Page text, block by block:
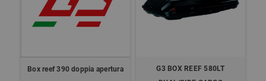
Box reef 390 doppia apertura
G3 BOX REEF 580LT